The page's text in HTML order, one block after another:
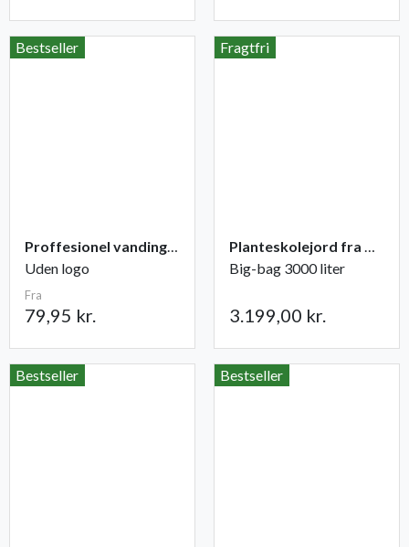
Bestseller
Proffesionel vandingspose 100 liter
Uden logo
Fra
79,95 kr.
Fragtfri
Planteskolejord fra Champost
Big-bag 3000 liter
3.199,00 kr.
Bestseller Bestseller